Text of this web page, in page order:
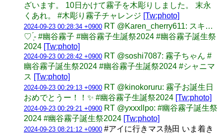
ざいます。 10日かけて霧子を木彫りしました。 末永
くあれ。 #木彫り霧子チャレンジ [Tw:photo]
2024-09-23 00:28:34 +0900 RT @Karen_cherry611: スキ…
♡ ̖́- #幽谷霧子 #幽谷霧子生誕祭2024 #幽谷霧子誕生祭
2024 [Tw:photo]
2024-09-23 00:28:42 +0900 RT @soshi7087: 霧子ちゃん #
幽谷霧子誕生祭2024 #幽谷霧子生誕祭2024 #シャニマ
ス [Tw:photo]
2024-09-23 00:29:13 +0900 RT @kinokoruru: 霧子お誕生日
おめでとうー！！✨ #幽谷霧子生誕祭2024 [Tw:photo]
2024-09-23 00:29:21 +0900 RT @yxxxllpo: #幽谷霧子誕生祭
2024 #幽谷霧子誕生祭2024 [Tw:photo]
2024-09-23 08:21:12 +0900 #アイに行きマス熱田 いま着き